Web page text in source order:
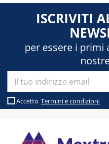
ISCRIVITI
per essere i primi
Accetto Termini e condizioni